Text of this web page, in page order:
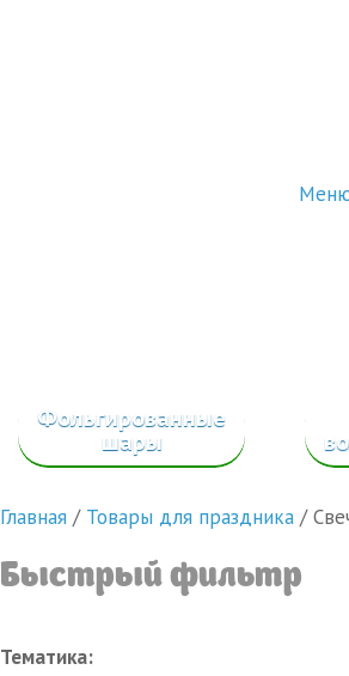
Фольгированные
шары
Главная / Товары для праздника /
Быстрый фильтр
Тематика: